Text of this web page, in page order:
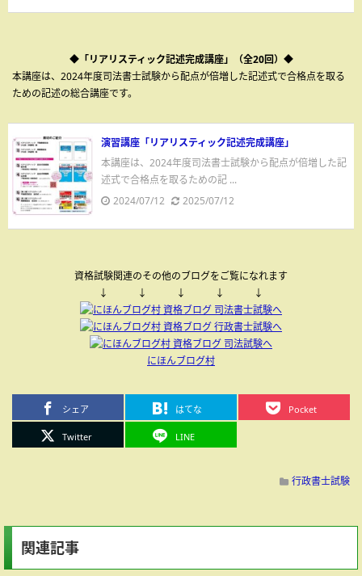
◆「リアリスティック記述完成講座」（全20回）◆
本講座は、2024年度司法書士試験から配点が倍増した記述式で合格点を取る
ための記述の総合講座です。
演習講座「リアリスティック記述完成講座」
本講座は、2024年度司法書士試験から配点が倍増した記
述式で合格点を取るための記 ...
2024/07/12
2025/07/12
資格試験関連のその他のブログをご覧になれます
↓ ↓ ↓ ↓ ↓
にほんブログ村
シェア はてな Pocket
Twitter LINE
行政書士試験
関連記事